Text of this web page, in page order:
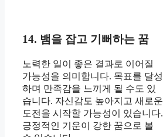
14. 뱀을 잡고 기뻐하는 꿈
노력한 일이 좋은 결과로 이어질
가능성을 의미합니다. 목표를 달성
하며 만족감을 느끼게 될 수도 있
습니다. 자신감도 높아지고 새로운
도전을 시작할 가능성이 있습니다.
긍정적인 기운이 강한 꿈으로 볼